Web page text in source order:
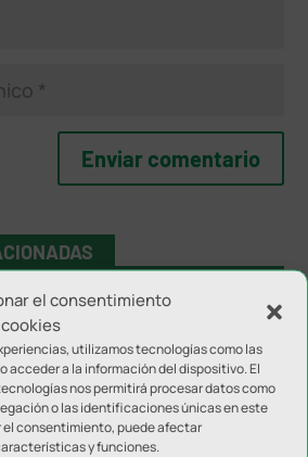
el consentimiento
utilizamos tecnologías como las
acceder a la información del dispositivo. El
nos permitirá procesar datos como
o las identificaciones únicas en este
consentimiento, puede afectar
y funciones.